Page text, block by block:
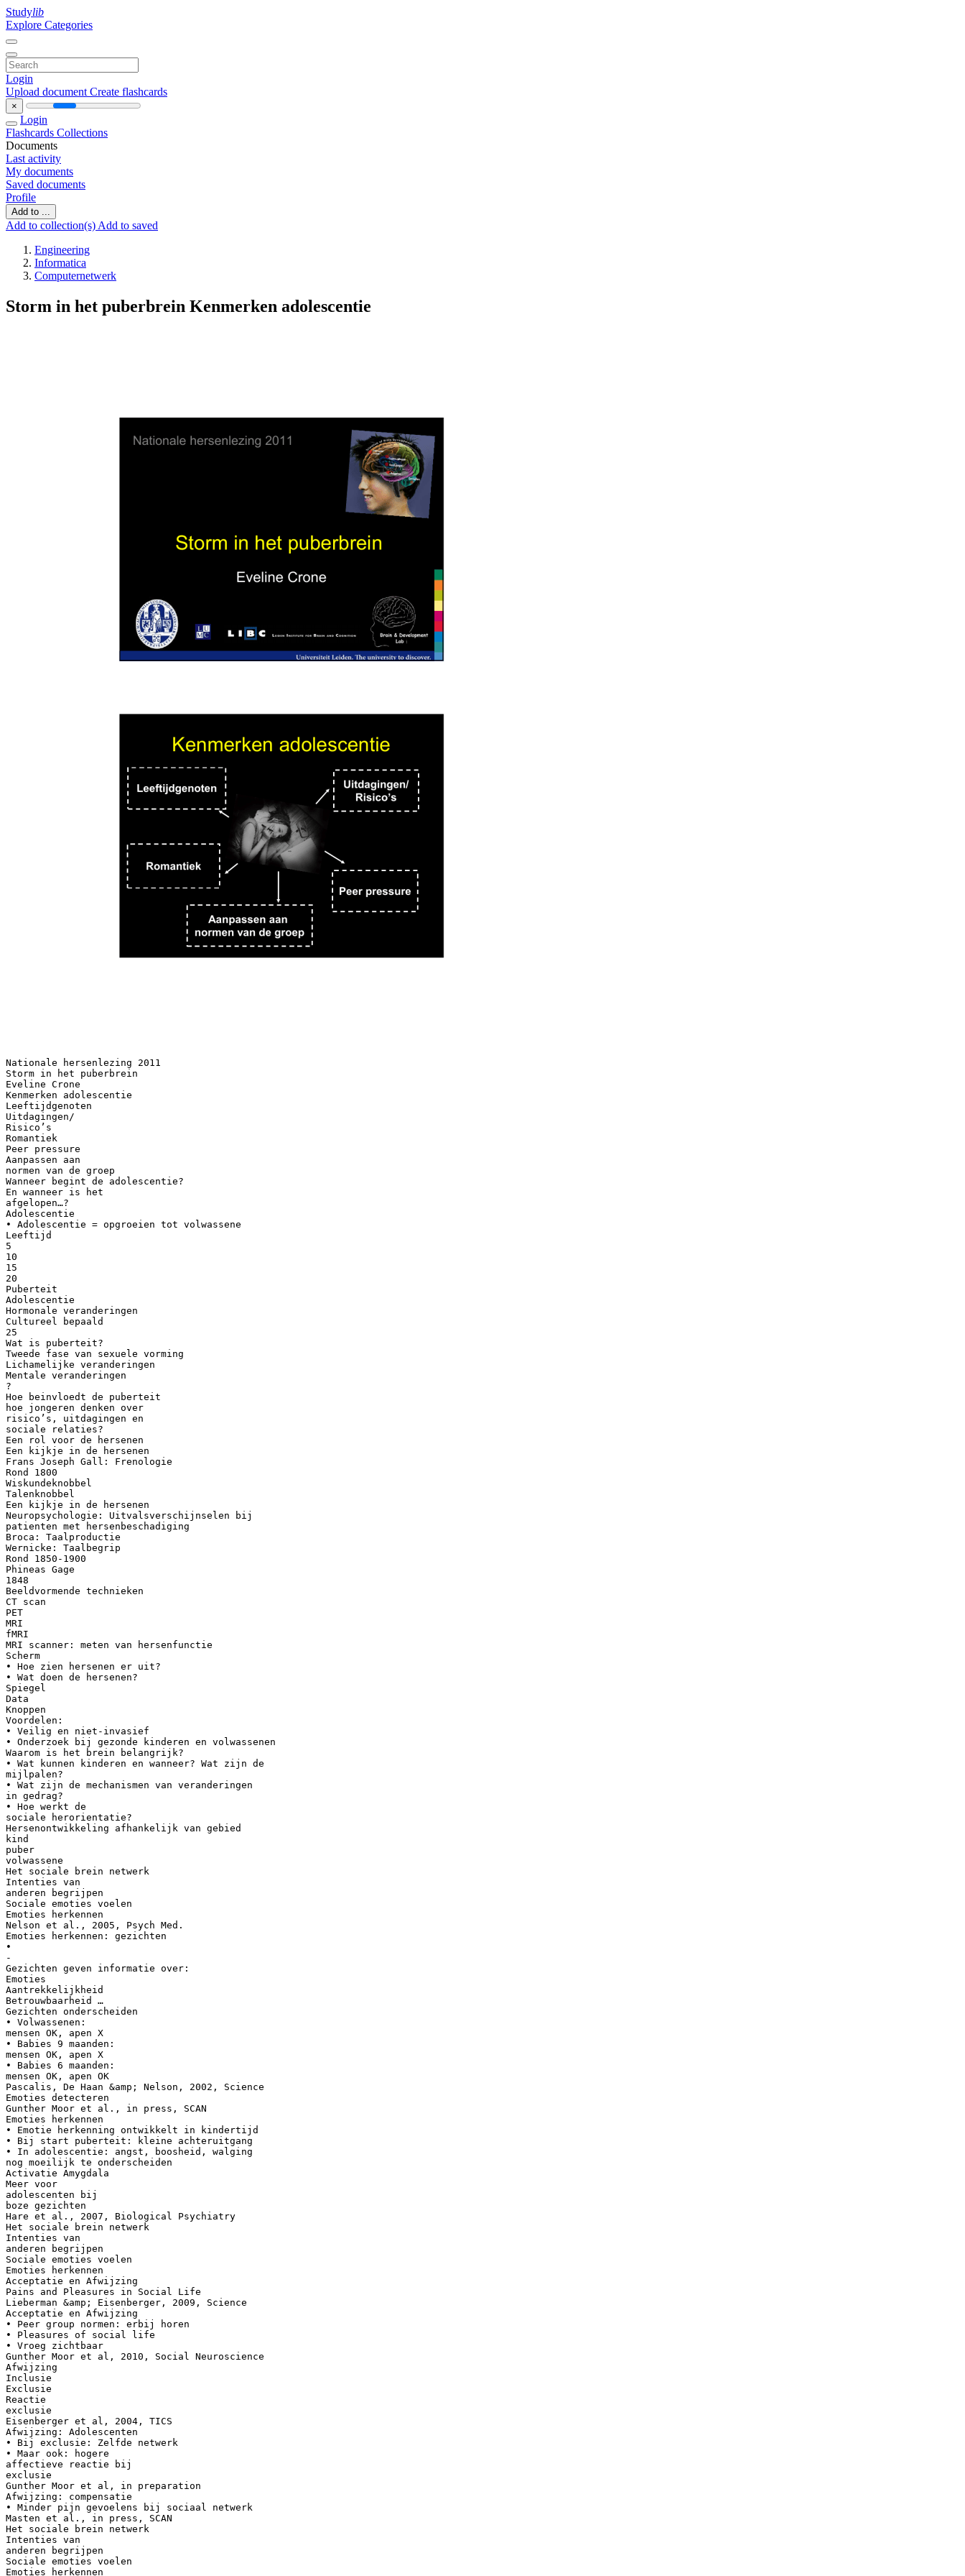
Studylib
Explore Categories
Login
Upload document Create flashcards
×
Login
Flashcards Collections
Documents
Last activity
My documents
Saved documents
Profile
Add to ...
Add to collection(s) Add to saved
Engineering
Informatica
Computernetwerk
Storm in het puberbrein Kenmerken adolescentie
Nationale hersenlezing 2011
Storm in het puberbrein
Eveline Crone
Kenmerken adolescentie
Leeftijdgenoten
Uitdagingen/
Risico’s
Romantiek
Peer pressure
Aanpassen aan
normen van de groep
Wanneer begint de adolescentie?
En wanneer is het
afgelopen…?
Adolescentie
• Adolescentie = opgroeien tot volwassene
Leeftijd
5
10
15
20
Puberteit
Adolescentie
Hormonale veranderingen
Cultureel bepaald
25
Wat is puberteit?
Tweede fase van sexuele vorming
Lichamelijke veranderingen
Mentale veranderingen
?
Hoe beinvloedt de puberteit
hoe jongeren denken over
risico’s, uitdagingen en
sociale relaties?
Een rol voor de hersenen
Een kijkje in de hersenen
Frans Joseph Gall: Frenologie
Rond 1800
Wiskundeknobbel
Talenknobbel
Een kijkje in de hersenen
Neuropsychologie: Uitvalsverschijnselen bij
patienten met hersenbeschadiging
Broca: Taalproductie
Wernicke: Taalbegrip
Rond 1850-1900
Phineas Gage
1848
Beeldvormende technieken
CT scan
PET
MRI
fMRI
MRI scanner: meten van hersenfunctie
Scherm
• Hoe zien hersenen er uit?
• Wat doen de hersenen?
Spiegel
Data
Knoppen
Voordelen:
• Veilig en niet-invasief
• Onderzoek bij gezonde kinderen en volwassenen
Waarom is het brein belangrijk?
• Wat kunnen kinderen en wanneer? Wat zijn de
mijlpalen?
• Wat zijn de mechanismen van veranderingen
in gedrag?
• Hoe werkt de
sociale herorientatie?
Hersenontwikkeling afhankelijk van gebied
kind
puber
volwassene
Het sociale brein netwerk
Intenties van
anderen begrijpen
Sociale emoties voelen
Emoties herkennen
Nelson et al., 2005, Psych Med.
Emoties herkennen: gezichten
•
-
Gezichten geven informatie over:
Emoties
Aantrekkelijkheid
Betrouwbaarheid …
Gezichten onderscheiden
• Volwassenen:
mensen OK, apen X
• Babies 9 maanden:
mensen OK, apen X
• Babies 6 maanden:
mensen OK, apen OK
Pascalis, De Haan &amp; Nelson, 2002, Science
Emoties detecteren
Gunther Moor et al., in press, SCAN
Emoties herkennen
• Emotie herkenning ontwikkelt in kindertijd
• Bij start puberteit: kleine achteruitgang
• In adolescentie: angst, boosheid, walging
nog moeilijk te onderscheiden
Activatie Amygdala
Meer voor
adolescenten bij
boze gezichten
Hare et al., 2007, Biological Psychiatry
Het sociale brein netwerk
Intenties van
anderen begrijpen
Sociale emoties voelen
Emoties herkennen
Acceptatie en Afwijzing
Pains and Pleasures in Social Life
Lieberman &amp; Eisenberger, 2009, Science
Acceptatie en Afwijzing
• Peer group normen: erbij horen
• Pleasures of social life
• Vroeg zichtbaar
Gunther Moor et al, 2010, Social Neuroscience
Afwijzing
Inclusie
Exclusie
Reactie
exclusie
Eisenberger et al, 2004, TICS
Afwijzing: Adolescenten
• Bij exclusie: Zelfde netwerk
• Maar ook: hogere
affectieve reactie bij
exclusie
Gunther Moor et al, in preparation
Afwijzing: compensatie
• Minder pijn gevoelens bij sociaal netwerk
Masten et al., in press, SCAN
Het sociale brein netwerk
Intenties van
anderen begrijpen
Sociale emoties voelen
Emoties herkennen